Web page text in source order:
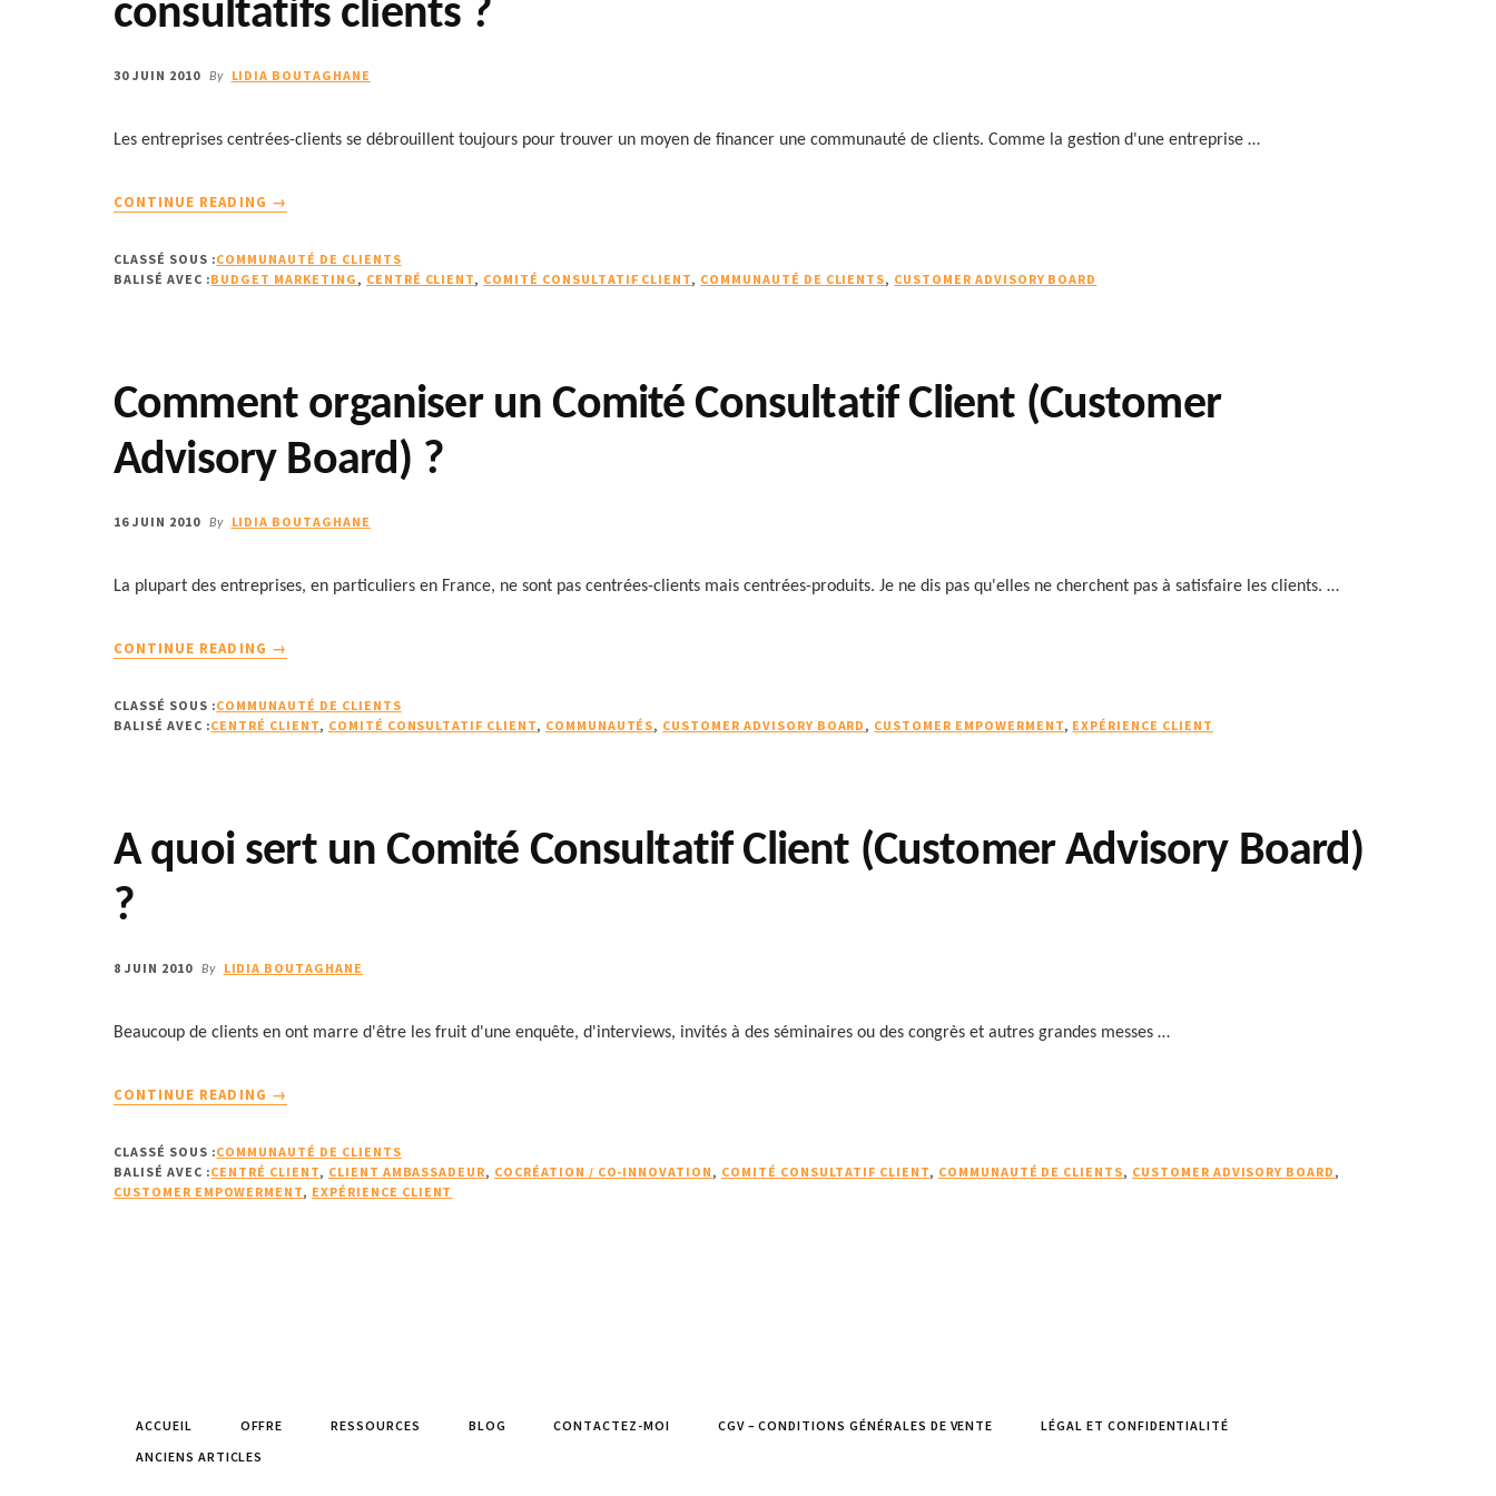
consultatifs clients ?
30 JUIN 2010 By LIDIA BOUTAGHANE
Les entreprises centrées-clients se débrouillent toujours pour trouver un moyen de financer une communauté de clients. Comme la gestion d'une entreprise …
CONTINUE READING
UNE
→
CLASSÉ SOUS :COMMUNAUTÉ DE CLIENTS
BALISÉ AVEC :BUDGET MARKETING, CENTRÉ CLIENT, COMITÉ CONSULTATIF CLIENT, COMMUNAUTÉ DE CLIENTS, CUSTOMER ADVISORY BOARD
Comment organiser un Comité Consultatif Client (Customer
Advisory Board) ?
16 JUIN 2010 By LIDIA BOUTAGHANE
La plupart des entreprises, en particuliers en France, ne sont pas centrées-clients mais centrées-produits. Je ne dis pas qu'elles ne cherchent pas à satisfaire les clients. …
CONTINUE READING
UN
ADVISORY
BOARD)
→
CLASSÉ SOUS :COMMUNAUTÉ DE CLIENTS
BALISÉ AVEC :CENTRÉ CLIENT, COMITÉ CONSULTATIF CLIENT, COMMUNAUTÉS, CUSTOMER ADVISORY BOARD, CUSTOMER EMPOWERMENT, EXPÉRIENCE CLIENT
A quoi sert un Comité Consultatif Client (Customer Advisory Board)
?
8 JUIN 2010 By LIDIA BOUTAGHANE
Beaucoup de clients en ont marre d'être les fruit d'une enquête, d'interviews, invités à des séminaires ou des congrès et autres grandes messes …
CONTINUE READING
SERT
UN
→
CLASSÉ SOUS :COMMUNAUTÉ DE CLIENTS
BALISÉ AVEC :CENTRÉ CLIENT, CLIENT AMBASSADEUR, COCRÉATION / CO-INNOVATION, COMITÉ CONSULTATIF CLIENT, COMMUNAUTÉ DE CLIENTS, CUSTOMER ADVISORY BOARD,
CUSTOMER EMPOWERMENT, EXPÉRIENCE CLIENT
ACCUEIL OFFRE RESSOURCES BLOG CONTACTEZ-MOI CGV – CONDITIONS GÉNÉRALES DE VENTE
LÉGAL ET CONFIDENTIALITÉ
ANCIENS ARTICLES